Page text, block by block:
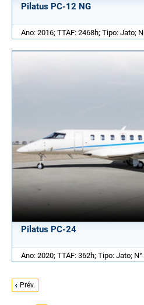
Pilatus PC-12 NG
Ano: 2016; TTAF: 2468h; Tipo: Jato;
Pilatus PC-24
Ano: 2020; TTAF: 362h; Tipo: Jato;
Prév.